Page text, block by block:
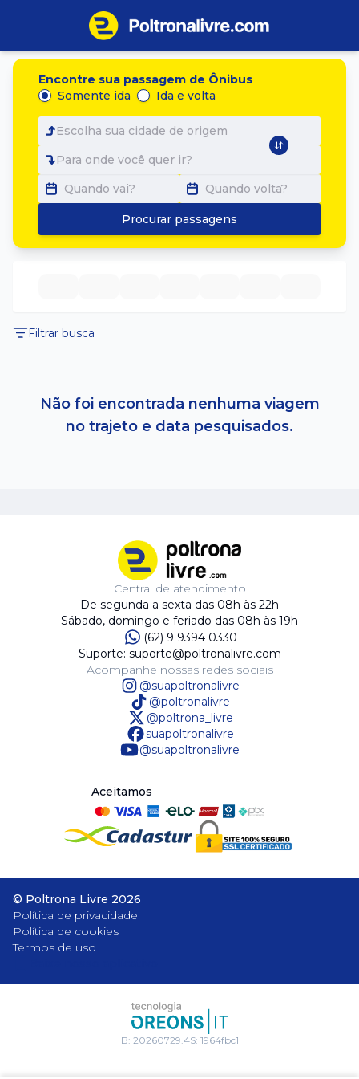
Encontre sua passagem de Ônibus
Somente ida
Ida e volta
Escolha sua cidade de origem
Para onde você quer ir?
Quando vai?
Quando volta?
Procurar passagens
Filtrar busca
Não foi encontrada nenhuma viagem
no trajeto e data pesquisados.
Central de atendimento
De segunda a sexta das 08h às 22h
Sábado, domingo e feriado das 08h às 19h
(62) 9 9394 0330
Suporte: suporte@poltronalivre.com
Acompanhe nossas redes sociais
@suapoltronalivre
@poltronalivre
@poltrona_livre
suapoltronalivre
@suapoltronalivre
Aceitamos
© Poltrona Livre 2026
Política de privacidade
Política de cookies
Termos de uso
B: 20260729.4S: 1964fbc1